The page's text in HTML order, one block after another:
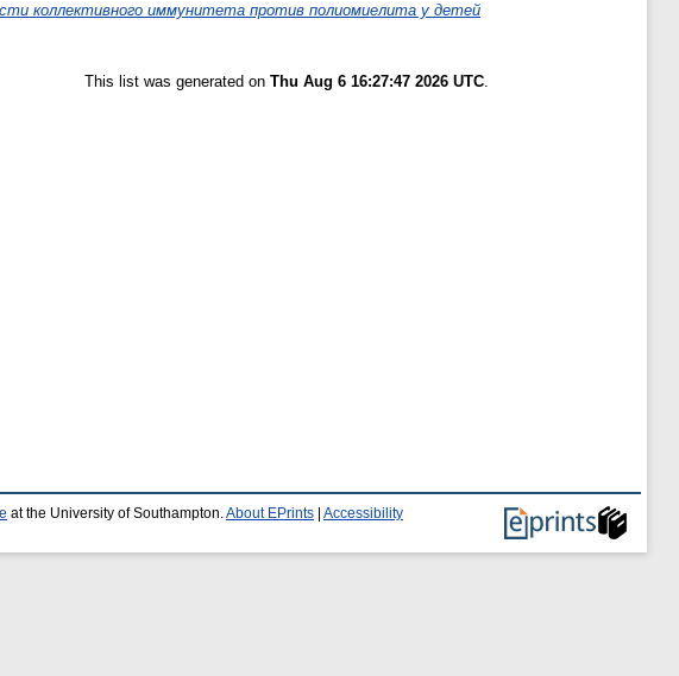
коллективного иммунитета против полиомиелита у детей
This list was generated on Thu Aug 6 16:27:47 2026 UTC.
at the University of Southampton. About EPrints Accessibility